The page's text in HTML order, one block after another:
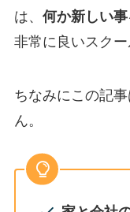
は、 何か新しい
非常に良いスクー
ちなみにこの記
ん。